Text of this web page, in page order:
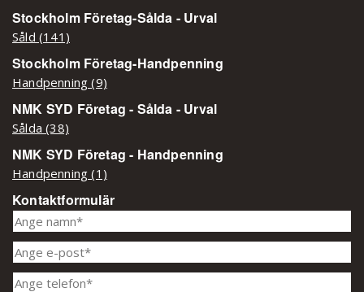
Stockholm Företag-Sålda - Urval
Såld (141)
Stockholm Företag-Handpenning
Handpenning (9)
NMK SYD Företag - Sålda - Urval
Sålda (38)
NMK SYD Företag - Handpenning
Handpenning (1)
Kontaktformulär